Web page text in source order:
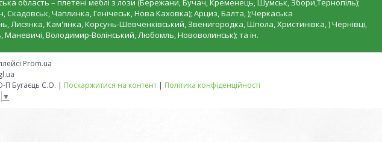
область – плетені меблі з лози (Бережани, Бучач, Кременець, Шумськ, Збори,Тернопіль);
Чаплинка, Генічеськ, Нова Каховка); Арциз, Балта, );Черкаська
Кам'янка, Корсунь-Шевченківський, Звенигородка, Шпола, Христинівка, ) Чернівці,
Володимир-Волінський, Любомль, Нововолинськ); та ін.
Prom.ua
"Плетена корзина" вироби з лози, плетені корзини та лотки, плетені меблі з лози ФО-П Бугаєць С.О. | Поскаржитися на контент | Політика конфіденційності
▼